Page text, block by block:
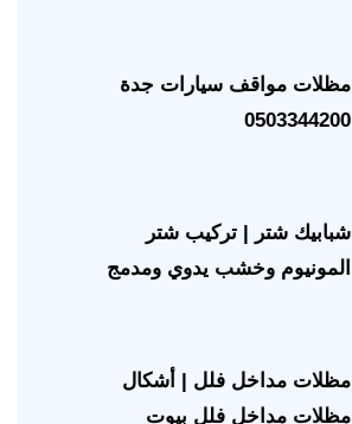
مظلات مواقف سيارات جدة
0503344200
شبابيك شتر | تركيب شتر
المونيوم وخشب يدوي ومدمج
مظلات مداخل فلل | أشكال
مظلات مداخل فلل بيوت